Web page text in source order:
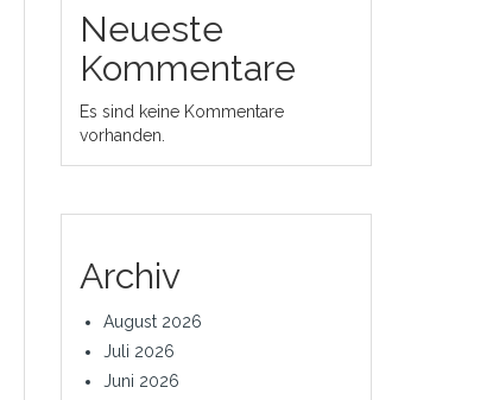
Neueste
Kommentare
Es sind keine Kommentare
vorhanden.
Archiv
August 2026
Juli 2026
Juni 2026